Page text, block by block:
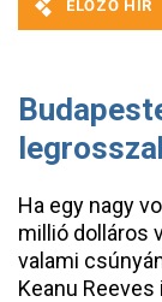
Ha egy nagy
millió dolláros
valami
Keanu